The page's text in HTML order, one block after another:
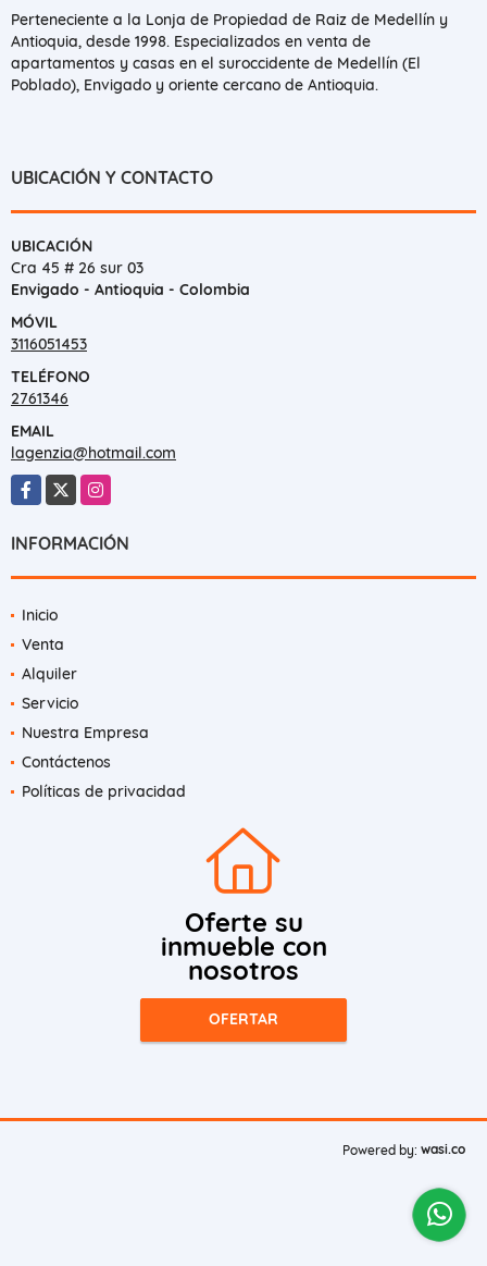
Perteneciente a la Lonja de Propiedad de Raiz de Medellín y
Antioquia, desde 1998. Especializados en venta de
apartamentos y casas en el suroccidente de Medellín (El
Poblado), Envigado y oriente cercano de Antioquia.
UBICACIÓN Y CONTACTO
UBICACIÓN
Cra 45 # 26 sur 03
Envigado - Antioquia - Colombia
MÓVIL
3116051453
TELÉFONO
2761346
EMAIL
lagenzia@hotmail.com
Facebook
X Instagram
INFORMACIÓN
Inicio
Venta
Alquiler
Servicio
Nuestra Empresa
Contáctenos
Políticas de privacidad
Oferte su
inmueble con
nosotros
OFERTAR
Powered by: wasi.co